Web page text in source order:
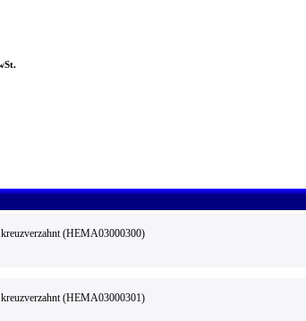
(HEMA03000300)
(HEMA03000301)